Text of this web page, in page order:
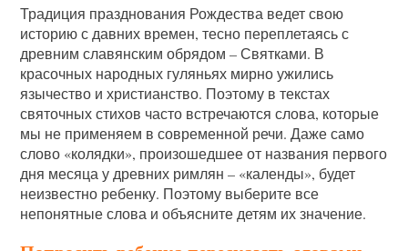
Традиция празднования Рождества ведет свою
историю с давних времен, тесно переплетаясь с
древним славянским обрядом – Святками. В
красочных народных гуляньях мирно ужились
язычество и христианство. Поэтому в текстах
святочных стихов часто встречаются слова, которые
мы не применяем в современной речи. Даже само
слово «колядки», произошедшее от названия первого
дня месяца у древних римлян – «календы», будет
неизвестно ребенку. Поэтому выберите все
непонятные слова и объясните детям их значение.